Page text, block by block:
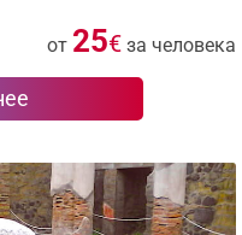
от 25€ за человека